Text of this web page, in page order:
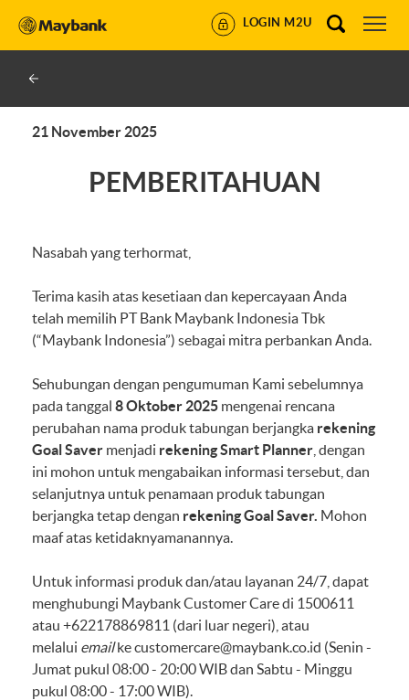
LOGIN M2U
21 November 2025
PEMBERITAHUAN
Nasabah yang terhormat,
Terima kasih atas kesetiaan dan kepercayaan Anda
telah memilih PT Bank Maybank Indonesia Tbk
(“Maybank Indonesia”) sebagai mitra perbankan Anda.
Sehubungan dengan pengumuman Kami sebelumnya
pada tanggal 8 Oktober 2025 mengenai rencana
perubahan nama produk tabungan berjangka rekening
Goal Saver menjadi rekeningSmart Planner , dengan
ini mohon untuk mengabaikan informasi tersebut, dan
selanjutnya untuk penamaan produk tabungan
berjangka tetap dengan rekeningGoal Saver. Mohon
maaf atas ketidaknyamanannya.
Untuk informasi produk dan/atau layanan 24/7, dapat
menghubungi Maybank Customer Care di 1500611
atau +622178869811 (dari luar negeri), atau
melalui emailkecustomercare@maybank.co.id (Senin -
Jumat pukul 08:00 - 20:00 WIB dan Sabtu - Minggu
pukul 08:00 - 17:00 WIB).